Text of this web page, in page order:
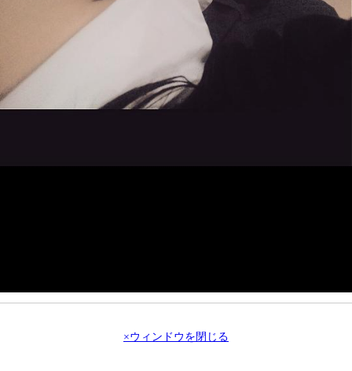
×ウィンドウを閉じる